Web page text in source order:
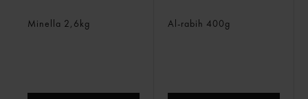
Minella 2,6kg Al-rabih 400g